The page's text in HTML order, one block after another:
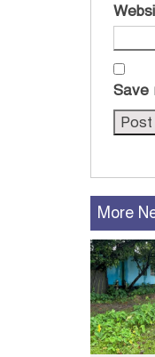
Save
More